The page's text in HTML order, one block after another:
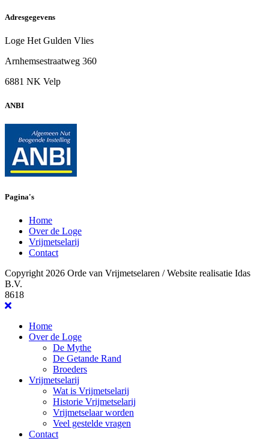
Adresgegevens
Loge Het Gulden Vlies
Arnhemsestraatweg 360
6881 NK Velp
ANBI
Pagina's
Home
Over de Loge
Vrijmetselarij
Contact
Copyright 2026 Orde van Vrijmetselaren / Website realisatie Idas
B.V.
8618
Home
Over de Loge
De Mythe
De Getande Rand
Broeders
Vrijmetselarij
Wat is Vrijmetselarij
Historie Vrijmetselarij
Vrijmetselaar worden
Veel gestelde vragen
Contact